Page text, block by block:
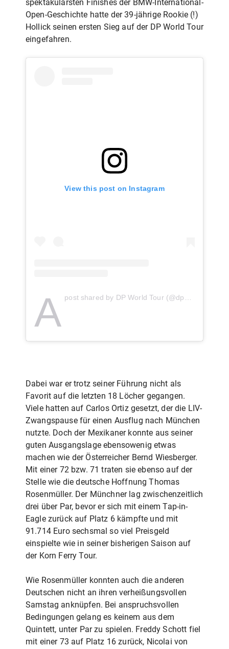
spektakulärsten Finishes der BMW-International-
Open-Geschichte hatte der 39-jährige Rookie (!)
Hollick seinen ersten Sieg auf der DP World Tour
eingefahren.
View this post on Instagram
A post shared by DP World Tour (@dpworldtour)
Dabei war er trotz seiner Führung nicht als
Favorit auf die letzten 18 Löcher gegangen.
Viele hatten auf Carlos Ortiz gesetzt, der die LIV-
Zwangspause für einen Ausflug nach München
nutzte. Doch der Mexikaner konnte aus seiner
guten Ausgangslage ebensowenig etwas
machen wie der Österreicher Bernd Wiesberger.
Mit einer 72 bzw. 71 traten sie ebenso auf der
Stelle wie die deutsche Hoffnung Thomas
Rosenmüller. Der Münchner lag zwischenzeitlich
drei über Par, bevor er sich mit einem Tap-in-
Eagle zurück auf Platz 6 kämpfte und mit
91.714 Euro sechsmal so viel Preisgeld
einspielte wie in seiner bisherigen Saison auf
der Korn Ferry Tour.
Wie Rosenmüller konnten auch die anderen
Deutschen nicht an ihren verheißungsvollen
Samstag anknüpfen. Bei anspruchsvollen
Bedingungen gelang es keinem aus dem
Quintett, unter Par zu spielen. Freddy Schott fiel
mit einer 73 auf Platz 16 zurück, Nicolai von